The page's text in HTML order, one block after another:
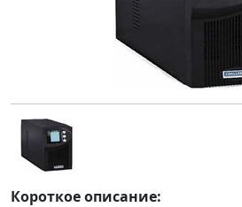
Короткое описание: